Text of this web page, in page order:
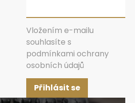
Vložením e-mailu
souhlasíte s
podmínkami ochrany
osobních údajů
Přihlásit se